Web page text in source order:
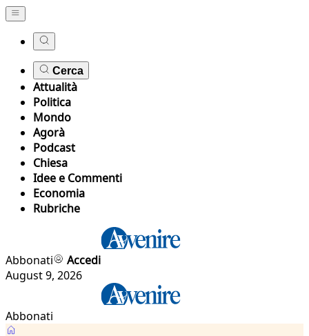
Cerca
Attualità
Politica
Mondo
Agorà
Podcast
Chiesa
Idee e Commenti
Economia
Rubriche
Abbonati
Accedi
August 9, 2026
Abbonati